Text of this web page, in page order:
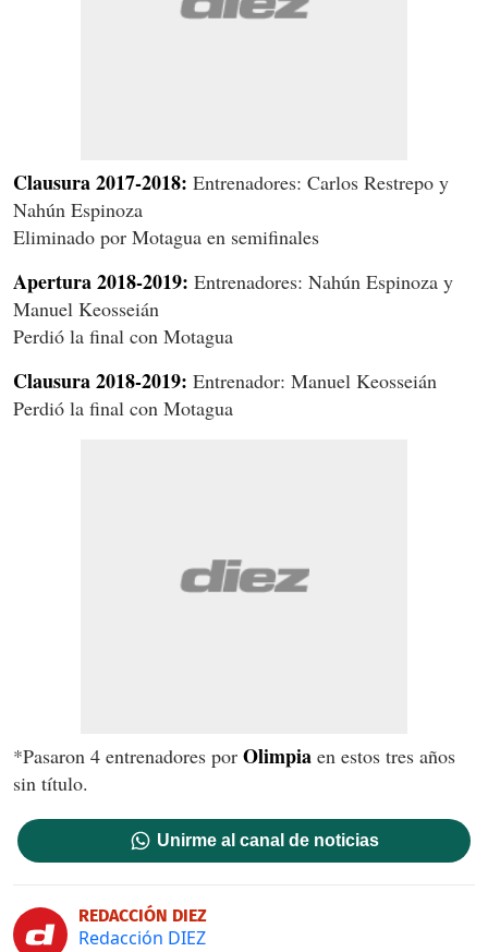
Clausura 2017-2018: Entrenadores: Carlos Restrepo y
Nahún Espinoza
Eliminado por Motagua en semifinales
Apertura 2018-2019: Entrenadores: Nahún Espinoza y
Manuel Keosseián
Perdió la final con Motagua
Clausura 2018-2019: Entrenador: Manuel Keosseián
Perdió la final con Motagua
*Pasaron 4 entrenadores por Olimpia en estos tres años
sin título.
Unirme al canal de noticias
REDACCIÓN DIEZ
Redacción DIEZ